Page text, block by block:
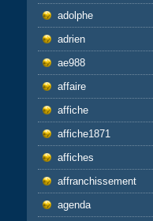
adolphe
adrien
ae988
affaire
affiche
affiche1871
affiches
affranchissement
agenda